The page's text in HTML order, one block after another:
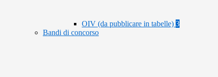
OIV (da pubblicare in tabelle) 3
Bandi di concorso